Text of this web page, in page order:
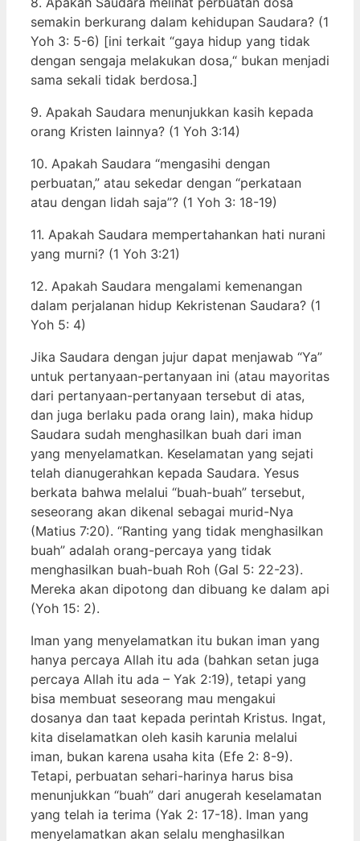
semakin berkurang dalam kehidupan Saudara? (1
Yoh 3: 5-6) [ini terkait “gaya hidup yang tidak
dengan sengaja melakukan dosa,“ bukan menjadi
sama sekali tidak berdosa.]
9. Apakah Saudara menunjukkan kasih kepada
orang Kristen lainnya? (1 Yoh 3:14)
10. Apakah Saudara “mengasihi dengan
perbuatan,” atau sekedar dengan “perkataan
atau dengan lidah saja”? (1 Yoh 3: 18-19)
11. Apakah Saudara mempertahankan hati nurani
yang murni? (1 Yoh 3:21)
12. Apakah Saudara mengalami kemenangan
dalam perjalanan hidup Kekristenan Saudara? (1
Yoh 5: 4)
Jika Saudara dengan jujur dapat menjawab “Ya”
untuk pertanyaan-pertanyaan ini (atau mayoritas
dari pertanyaan-pertanyaan tersebut di atas,
dan juga berlaku pada orang lain), maka hidup
Saudara sudah menghasilkan buah dari iman
yang menyelamatkan. Keselamatan yang sejati
telah dianugerahkan kepada Saudara. Yesus
berkata bahwa melalui “buah-buah” tersebut,
seseorang akan dikenal sebagai murid-Nya
(Matius 7:20). “Ranting yang tidak menghasilkan
buah” adalah orang-percaya yang tidak
menghasilkan buah-buah Roh (Gal 5: 22-23).
Mereka akan dipotong dan dibuang ke dalam api
(Yoh 15: 2).
Iman yang menyelamatkan itu bukan iman yang
hanya percaya Allah itu ada (bahkan setan juga
percaya Allah itu ada – Yak 2:19), tetapi yang
bisa membuat seseorang mau mengakui
dosanya dan taat kepada perintah Kristus. Ingat,
kita diselamatkan oleh kasih karunia melalui
iman, bukan karena usaha kita (Efe 2: 8-9).
Tetapi, perbuatan sehari-harinya harus bisa
menunjukkan “buah” dari anugerah keselamatan
yang telah ia terima (Yak 2: 17-18). Iman yang
menyelamatkan akan selalu menghasilkan